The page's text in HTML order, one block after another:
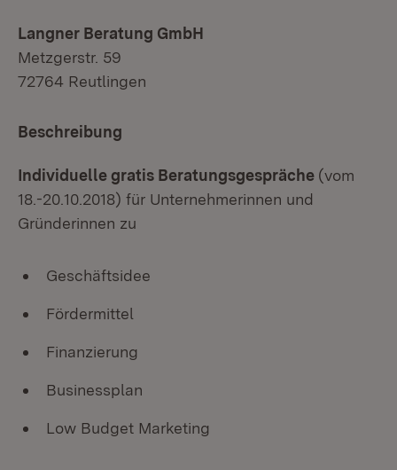
Langner Beratung GmbH
Metzgerstr. 59
72764 Reutlingen
Beschreibung
Individuelle gratis Beratungsgespräche (vom
18.-20.10.2018) für Unternehmerinnen und
Gründerinnen zu
Geschäftsidee
Fördermittel
Finanzierung
Businessplan
Low Budget Marketing